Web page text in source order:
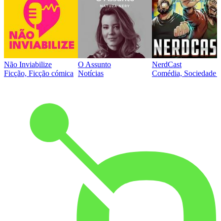
Não Inviabilize
Ficção, Ficção cómica
O Assunto
Notícias
NerdCast
Comédia, Sociedade